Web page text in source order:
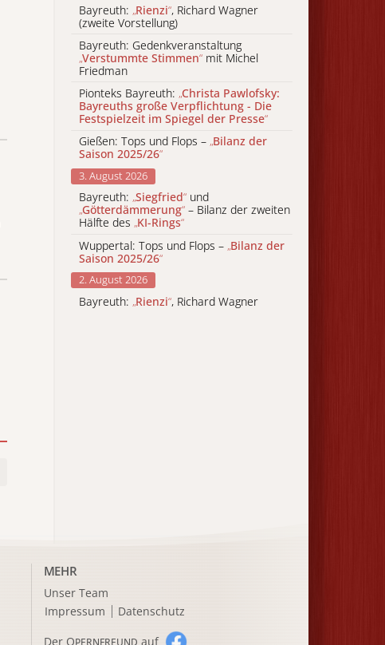
Bayreuth: „Rienzi“, Richard Wagner
(zweite Vorstellung)
Bayreuth: Gedenkveranstaltung
„Verstummte Stimmen“ mit Michel
Friedman
Pionteks Bayreuth: „Christa Pawlofsky:
Bayreuths große Verpflichtung - Die
Festspielzeit im Spiegel der Presse“
Gießen: Tops und Flops – „Bilanz der
Saison 2025/26“
3. August 2026
Bayreuth: „Siegfried“ und
„Götterdämmerung“ – Bilanz der zweiten
Hälfte des „KI-Rings“
Wuppertal: Tops und Flops – „Bilanz der
Saison 2025/26“
2. August 2026
Bayreuth: „Rienzi“, Richard Wagner
MEHR
Unser Team
Impressum
Datenschutz
Der OPERNFREUND auf